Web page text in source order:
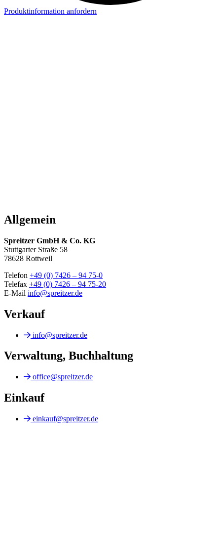
Produktinformation anfordern
Allgemein
Spreitzer GmbH & Co. KG
Stuttgarter Straße 58
78628 Rottweil
Telefon +49 (0) 7426 – 94 75-0
Telefax +49 (0) 7426 – 94 75-20
E-Mail info@spreitzer.de
Verkauf
info@spreitzer.de
Verwaltung, Buchhaltung
office@spreitzer.de
Einkauf
einkauf@spreitzer.de